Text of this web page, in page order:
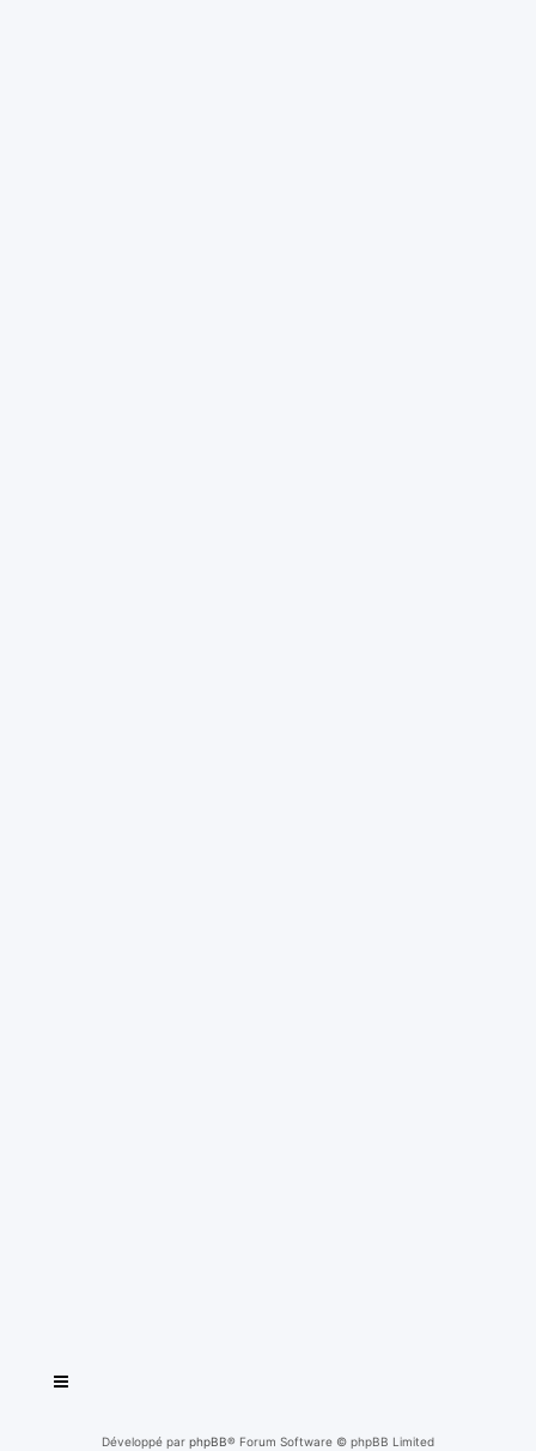
Développé par phpBB® Forum Software © phpBB Limited